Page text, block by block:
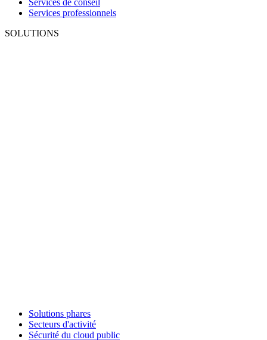
Services de conseil
Services professionnels
SOLUTIONS
Solutions phares
Secteurs d'activité
Sécurité du cloud public